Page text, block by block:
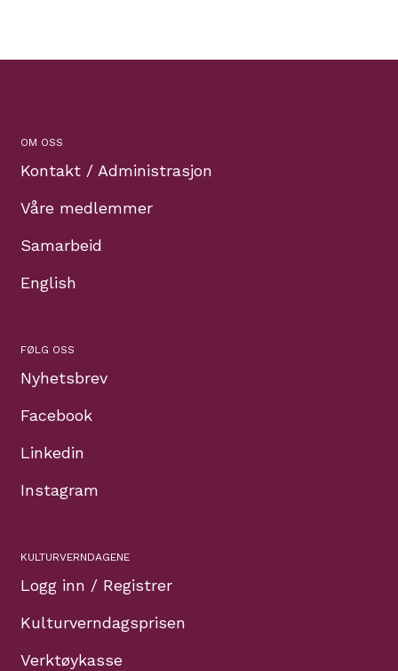
OM OSS
Kontakt / Administrasjon
Våre medlemmer
Samarbeid
English
FØLG OSS
Nyhetsbrev
Facebook
Linkedin
Instagram
KULTURVERNDAGENE
Logg inn / Registrer
Kulturverndagsprisen
Verktøykasse